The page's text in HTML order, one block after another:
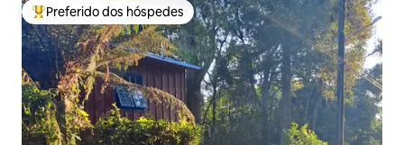
Entre os melhores preferidos dos hóspedes
Preferido dos hóspedes